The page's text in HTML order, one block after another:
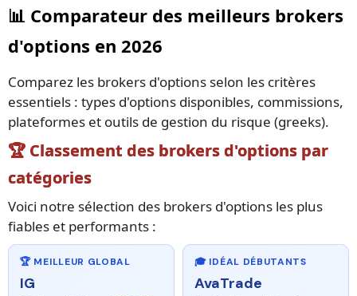
📊 Comparateur des meilleurs brokers
d'options en 2026
Comparez les brokers d'options selon les critères
essentiels : types d'options disponibles, commissions,
plateformes et outils de gestion du risque (greeks).
🏆 Classement des brokers d'options par
catégories
Voici notre sélection des brokers d'options les plus
fiables et performants :
🏆 MEILLEUR GLOBAL
IG
🎓 IDÉAL DÉBUTANTS
AvaTrade